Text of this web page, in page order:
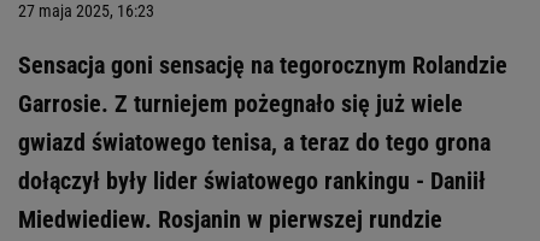
27 maja 2025, 16:23
Sensacja goni sensację na tegorocznym Rolandzie
Garrosie. Z turniejem pożegnało się już wiele
gwiazd światowego tenisa, a teraz do tego grona
dołączył były lider światowego rankingu - Daniił
Miedwiediew. Rosjanin w pierwszej rundzie